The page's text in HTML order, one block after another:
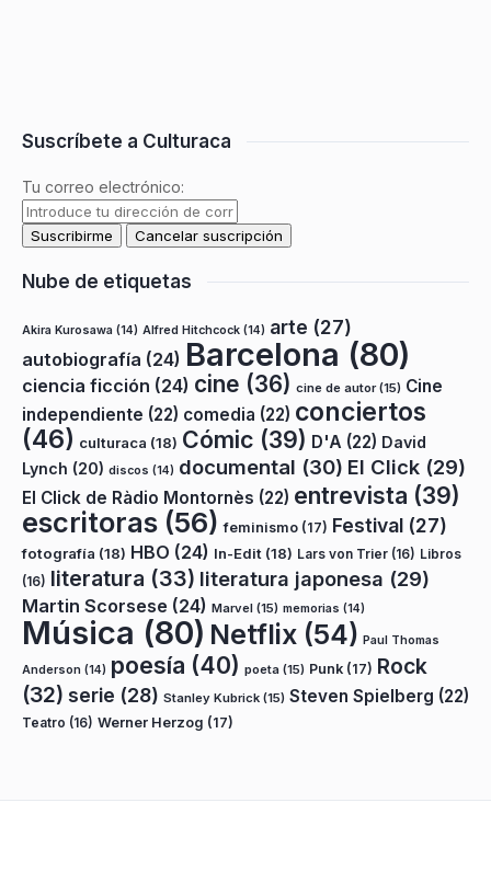
Suscríbete a Culturaca
Tu correo electrónico:
Nube de etiquetas
Akira Kurosawa (14) Alfred Hitchcock (14) arte (27)
autobiografía (24) Barcelona (80)
ciencia ficción (24) cine (36) cine de autor(15) Cine
independiente (22) comedia (22) conciertos
(46) culturaca (18) Cómic (39) D'A (22) David
Lynch (20) discos (14) documental (30) El Click (29)
El Click de Ràdio Montornès (22) entrevista (39)
escritoras (56) feminismo (17) Festival (27)
fotografía (18) HBO (24) In-Edit (18) Lars von Trier (16) Libros
(16) literatura (33) literatura japonesa (29)
Martin Scorsese (24) Marvel (15) memorias (14)
Música (80) Netflix (54) Paul Thomas
Anderson (14) poesía (40) poeta (15) Punk (17) Rock
(32) serie (28) Stanley Kubrick (15) Steven Spielberg (22)
Teatro (16) Werner Herzog (17)